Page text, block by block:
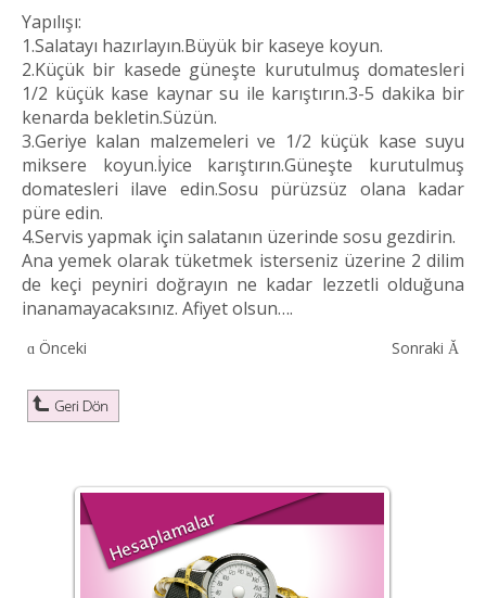
Yapılışı:
1.Salatayı hazırlayın.Büyük bir kaseye koyun.
2.Küçük bir kasede güneşte kurutulmuş domatesleri
1/2 küçük kase kaynar su ile karıştırın.3-5 dakika bir
kenarda bekletin.Süzün.
3.Geriye kalan malzemeleri ve 1/2 küçük kase suyu
miksere koyun.İyice karıştırın.Güneşte kurutulmuş
domatesleri ilave edin.Sosu pürüzsüz olana kadar
püre edin.
4.Servis yapmak için salatanın üzerinde sosu gezdirin.
Ana yemek olarak tüketmek isterseniz üzerine 2 dilim
de keçi peyniri doğrayın ne kadar lezzetli olduğuna
inanamayacaksınız. Afiyet olsun….
Önceki Sonraki